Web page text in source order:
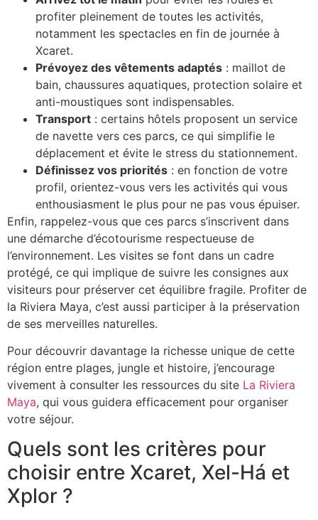
profiter pleinement de toutes les activités,
notamment les spectacles en fin de journée à
Xcaret.
Prévoyez des vêtements adaptés : maillot de
bain, chaussures aquatiques, protection solaire et
anti-moustiques sont indispensables.
Transport : certains hôtels proposent un service
de navette vers ces parcs, ce qui simplifie le
déplacement et évite le stress du stationnement.
Définissez vos priorités : en fonction de votre
profil, orientez-vous vers les activités qui vous
enthousiasment le plus pour ne pas vous épuiser.
Enfin, rappelez-vous que ces parcs s’inscrivent dans
une démarche d’écotourisme respectueuse de
l’environnement. Les visites se font dans un cadre
protégé, ce qui implique de suivre les consignes aux
visiteurs pour préserver cet équilibre fragile. Profiter de
la Riviera Maya, c’est aussi participer à la préservation
de ses merveilles naturelles.
Pour découvrir davantage la richesse unique de cette
région entre plages, jungle et histoire, j’encourage
vivement à consulter les ressources du site La Riviera
Maya, qui vous guidera efficacement pour organiser
votre séjour.
Quels sont les critères pour
choisir entre Xcaret, Xel-Há et
Xplor ?